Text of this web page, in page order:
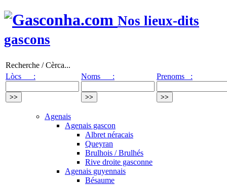
Nos lieux-dits
gascons
Recherche / Cèrca...
Lòcs :
Noms : Prenoms :
Agenais
Agenais gascon
Albret néracais
Queyran
Brulhois / Brulhés
Rive droite gasconne
Agenais guyennais
Bésaume